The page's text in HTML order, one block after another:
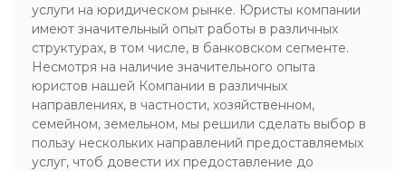
услуги на юридическом рынке. Юристы компании
имеют значительный опыт работы в различных
структурах, в том числе, в банковском сегменте.
Несмотря на наличие значительного опыта
юристов нашей Компании в различных
направлениях, в частности, хозяйственном,
семейном, земельном, мы решили сделать выбор в
пользу нескольких направлений предоставляемых
услуг, чтоб довести их предоставление до